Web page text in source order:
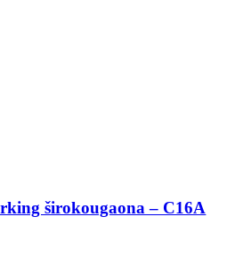
širokougaona – C16A